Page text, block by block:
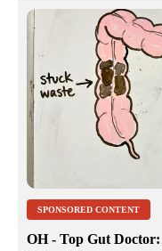
SPONSORED CONTENT
OH - Top Gut